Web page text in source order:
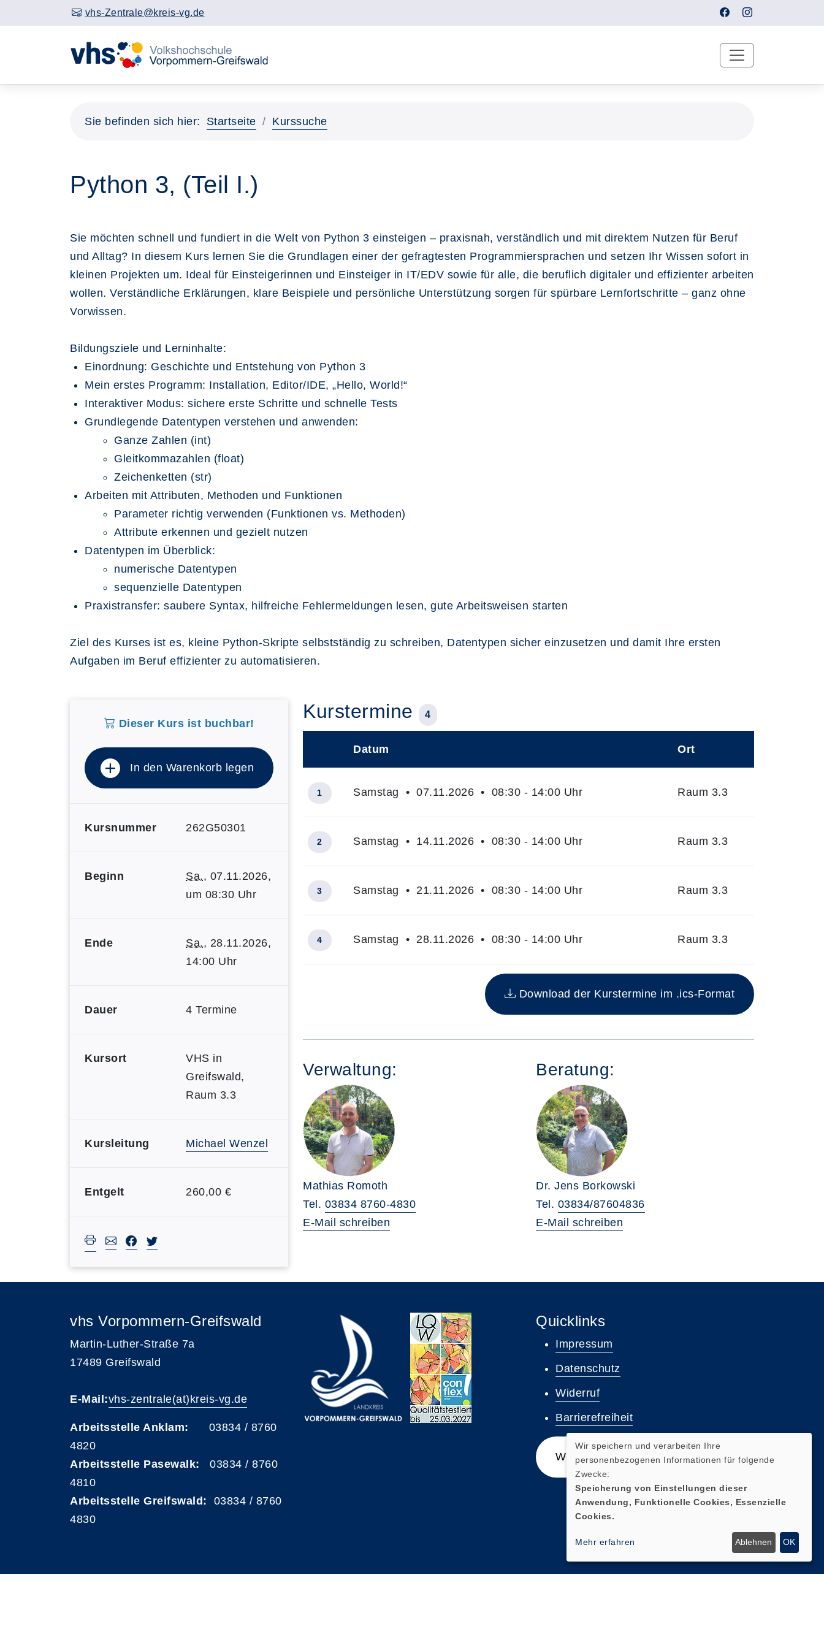
vhs-Zentrale@kreis-vg.de
Sie befinden sich hier: Startseite Kurssuche
Python 3, (Teil I.)
Sie möchten schnell und fundiert in die Welt von Python 3 einsteigen – praxisnah, verständlich und mit direktem Nutzen für Beruf
und Alltag? In diesem Kurs lernen Sie die Grundlagen einer der gefragtesten Programmiersprachen und setzen Ihr Wissen sofort in
kleinen Projekten um. Ideal für Einsteigerinnen und Einsteiger in IT/EDV sowie für alle, die beruflich digitaler und effizienter arbeiten
wollen. Verständliche Erklärungen, klare Beispiele und persönliche Unterstützung sorgen für spürbare Lernfortschritte – ganz ohne
Vorwissen.
Bildungsziele und Lerninhalte:
Einordnung: Geschichte und Entstehung von Python 3
Mein erstes Programm: Installation, Editor/IDE, „Hello, World!“
Interaktiver Modus: sichere erste Schritte und schnelle Tests
Grundlegende Datentypen verstehen und anwenden:
Ganze Zahlen (int)
Gleitkommazahlen (float)
Zeichenketten (str)
Arbeiten mit Attributen, Methoden und Funktionen
Parameter richtig verwenden (Funktionen vs. Methoden)
Attribute erkennen und gezielt nutzen
Datentypen im Überblick:
numerische Datentypen
sequenzielle Datentypen
Praxistransfer: saubere Syntax, hilfreiche Fehlermeldungen lesen, gute Arbeitsweisen starten
Ziel des Kurses ist es, kleine Python-Skripte selbstständig zu schreiben, Datentypen sicher einzusetzen und damit Ihre ersten
Aufgaben im Beruf effizienter zu automatisieren.
Dieser Kurs ist buchbar!
In den Warenkorb legen
Kursnummer 262G50301
Beginn Sa., 07.11.2026,
um 08:30 Uhr
Ende Sa., 28.11.2026,
14:00 Uhr
Dauer 4 Termine
Kursort
VHS in
Greifswald,
Raum 3.3
Kursleitung Michael Wenzel
Entgelt 260,00 €
Kurstermine 4
Insgesamt gibt es 4 Termine zum diesen Kurs
Datum Ort
1 Samstag • 07.11.2026 • 08:30 - 14:00 Uhr Raum 3.3
2 Samstag • 14.11.2026 • 08:30 - 14:00 Uhr Raum 3.3
3 Samstag • 21.11.2026 • 08:30 - 14:00 Uhr Raum 3.3
4 Samstag • 28.11.2026 • 08:30 - 14:00 Uhr Raum 3.3
Download der Kurstermine im .ics-Format
Verwaltung:
Mathias Romoth
Tel. 03834 8760-4830
E-Mail schreiben
Beratung:
Dr. Jens Borkowski
Tel. 03834/87604836
E-Mail schreiben
vhs Vorpommern-Greifswald
Martin-Luther-Straße 7a
17489 Greifswald
E-Mail:vhs-zentrale(at)kreis-vg.de
Arbeitsstelle Anklam: 03834 / 8760
4820
Arbeitsstelle Pasewalk: 03834 / 8760
4810
Arbeitsstelle Greifswald: 03834 / 8760
4830
Quicklinks
Impressum
Datenschutz
Widerruf
Barrierefreiheit
Widerrufsformular
Wir speichern und verarbeiten Ihre
personenbezogenen Informationen für folgende
Zwecke:
Speicherung von Einstellungen dieser
Anwendung, Funktionelle Cookies, Essenzielle
Cookies.
Mehr erfahren Ablehnen OK